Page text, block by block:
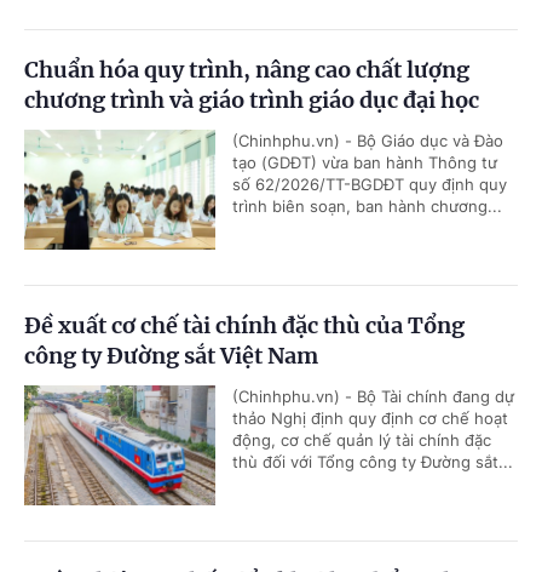
Chuẩn hóa quy trình, nâng cao chất lượng
chương trình và giáo trình giáo dục đại học
(Chinhphu.vn) - Bộ Giáo dục và Đào
tạo (GDĐT) vừa ban hành Thông tư
số 62/2026/TT-BGDĐT quy định quy
trình biên soạn, ban hành chương...
Đề xuất cơ chế tài chính đặc thù của Tổng
công ty Đường sắt Việt Nam
(Chinhphu.vn) - Bộ Tài chính đang dự
thảo Nghị định quy định cơ chế hoạt
động, cơ chế quản lý tài chính đặc
thù đối với Tổng công ty Đường sắt...